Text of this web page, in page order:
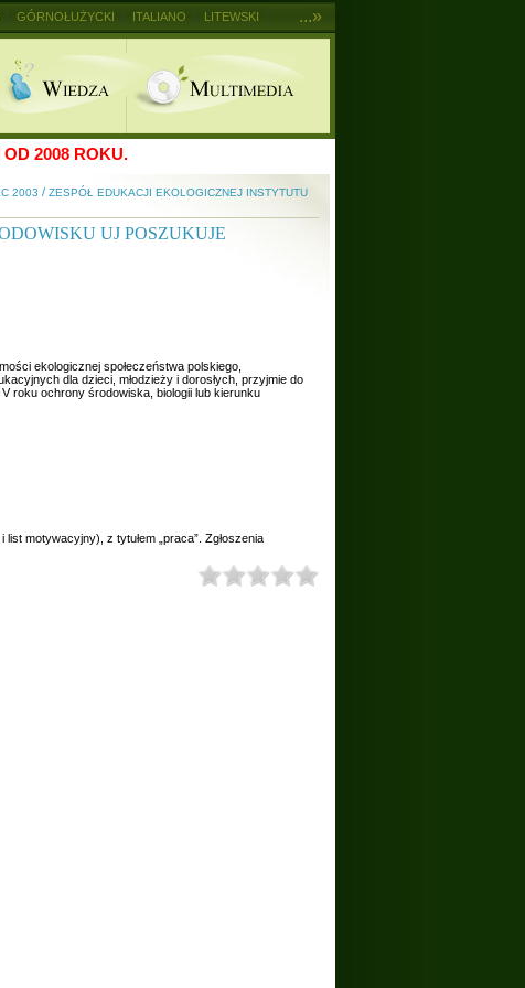
2008 ROKU.
2003 / ZESPÓŁ EDUKACJI EKOLOGICZNEJ INSTYTUTU
UJ POSZUKUJE
ekologicznej społeczeństwa polskiego,
dla dzieci, młodzieży i dorosłych, przyjmie do
roku ochrony środowiska, biologii lub kierunku
motywacyjny), z tytułem „praca”. Zgłoszenia
...»
GÓRNOŁUŻYCKI ITALIANO LITEWSKI